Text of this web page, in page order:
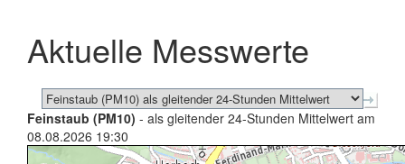
schließen
Aktuelle Messwerte
Feinstaub (PM10) - als gleitender 24-Stunden Mittelwert am
08.08.2026 19:30